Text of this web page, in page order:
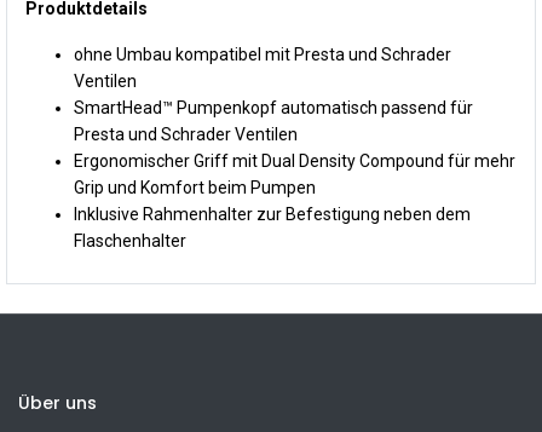
Produktdetails
ohne Umbau kompatibel mit Presta und Schrader
Ventilen
SmartHead™ Pumpenkopf automatisch passend für
Presta und Schrader Ventilen
Ergonomischer Griff mit Dual Density Compound für mehr
Grip und Komfort beim Pumpen
Inklusive Rahmenhalter zur Befestigung neben dem
Flaschenhalter
Über uns